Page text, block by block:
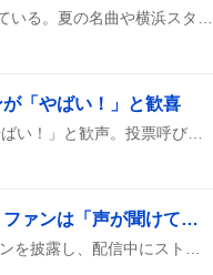
「やばい！」と歓喜
ジェルくん、ASMR配信でストリヌ参加を発表 ファンは「声が聞けて嬉しい」